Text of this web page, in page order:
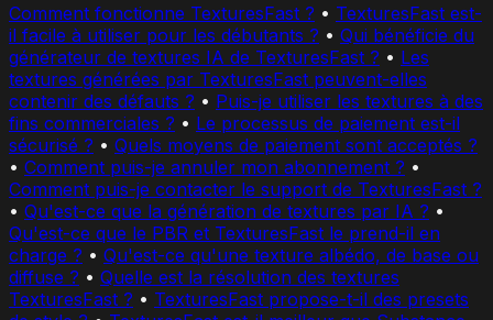
Comment fonctionne TexturesFast ? • TexturesFast est-
il facile à utiliser pour les débutants ? • Qui bénéficie du
générateur de textures IA de TexturesFast ? • Les
textures générées par TexturesFast peuvent-elles
contenir des défauts ? • Puis-je utiliser les textures à des
fins commerciales ? • Le processus de paiement est-il
sécurisé ? • Quels moyens de paiement sont acceptés ?
• Comment puis-je annuler mon abonnement ? •
Comment puis-je contacter le support de TexturesFast ?
• Qu'est-ce que la génération de textures par IA ? •
Qu'est-ce que le PBR et TexturesFast le prend-il en
charge ? • Qu'est-ce qu'une texture albédo, de base ou
diffuse ? • Quelle est la résolution des textures
TexturesFast ? • TexturesFast propose-t-il des presets